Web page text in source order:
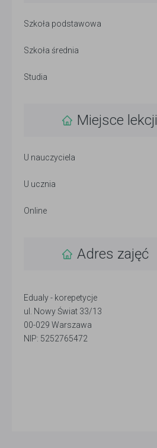
Szkoła podstawowa
Szkoła średnia
Studia
Miejsce lekcji
U nauczyciela
U ucznia
Online
Adres zajęć
Edualy - korepetycje
ul. Nowy Świat 33/13
00-029 Warszawa
NIP: 5252765472